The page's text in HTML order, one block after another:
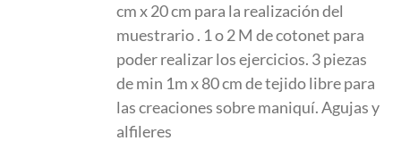
cm x 20 cm para la realización del
muestrario . 1 o 2 M de cotonet para
poder realizar los ejercicios. 3 piezas
de min 1m x 80 cm de tejido libre para
las creaciones sobre maniquí. Agujas y
alfileres